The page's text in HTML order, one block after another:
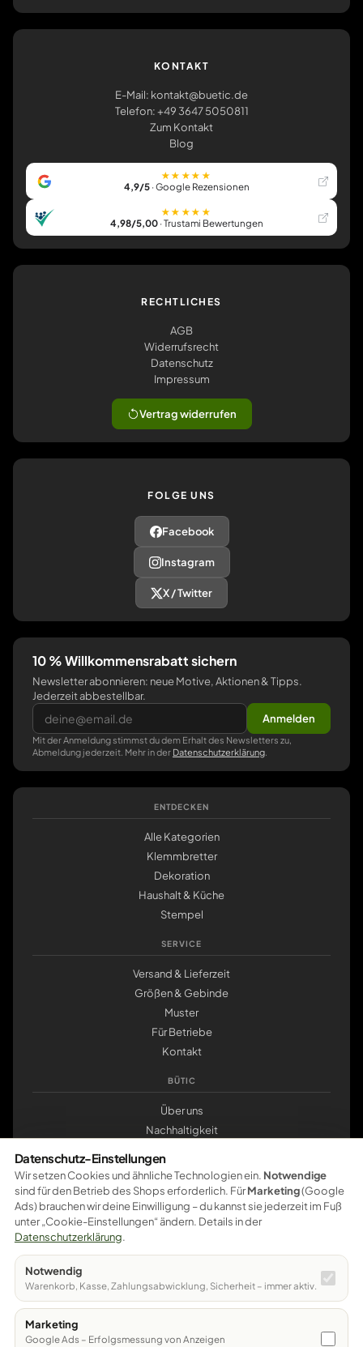
KONTAKT
E-Mail: kontakt@buetic.de
Telefon: +49 3647 5050811
Zum Kontakt
Blog
★★★★★
4,9/5· Google Rezensionen
★★★★★
4,98/5,00· Trustami Bewertungen
RECHTLICHES
AGB
Widerrufsrecht
Datenschutz
Impressum
Vertrag widerrufen
FOLGE UNS
Facebook
Instagram
X / Twitter
10 % Willkommensrabatt sichern
Newsletter abonnieren: neue Motive, Aktionen & Tipps.
Jederzeit abbestellbar.
Anmelden
Mit der Anmeldung stimmst du dem Erhalt des Newsletters zu,
Abmeldung jederzeit. Mehr in der Datenschutzerklärung
ENTDECKEN
Alle Kategorien
Klemmbretter
Dekoration
Haushalt & Küche
Stempel
SERVICE
Versand & Lieferzeit
Größen & Gebinde
Muster
Für Betriebe
Kontakt
BÜTIC
Über uns
Nachhaltigkeit
klemmbrett.de
Pay Pal VISA mastercard amazonpay
Google Pay
Sichere Bezahlung – weitere Zahlungsarten werden schrittweise
freigeschaltet.
© 2026 Bütic GmbH · Bahnhofstraße 12 · 07381 Pößneck
Datenschutz-Einstellungen
Wir setzen Cookies und ähnliche Technologien ein. Notwendige
sind für den Betrieb des Shops erforderlich. FürMarketing(Google
Ads) brauchen wir deine Einwilligung – du kannst sie jederzeit im Fuß
unter „Cookie-Einstellungen“ ändern. Details in der
Datenschutzerklärung.
Notwendig
Warenkorb, Kasse, Zahlungsabwicklung, Sicherheit – immer aktiv.
Marketing
Google Ads – Erfolgsmessung von Anzeigen